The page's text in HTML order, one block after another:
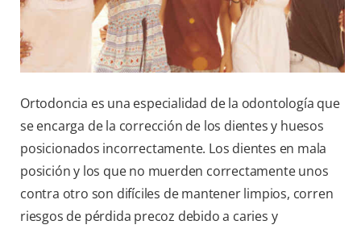
CUPONES
Ortodoncia es una especialidad de la odontología que
se encarga de la corrección de los dientes y huesos
posicionados incorrectamente. Los dientes en mala
posición y los que no muerden correctamente unos
contra otro son difíciles de mantener limpios, corren
riesgos de pérdida precoz debido a caries y